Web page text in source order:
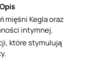
Opis
mięśni Kegla oraz
intymnej.
które stymulują